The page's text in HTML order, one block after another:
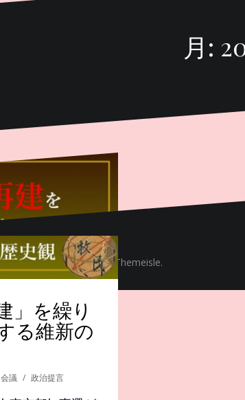
月:
」を繰り
る維新の
議 政治提言
|Theme:Obliqueby Themeisle.